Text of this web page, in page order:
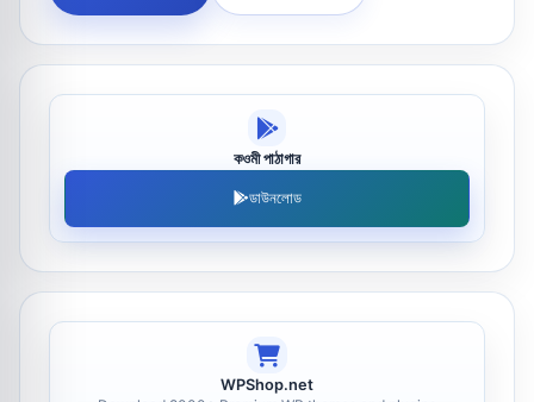
কওমী পাঠাগার
ডাউনলোড
WPShop.net